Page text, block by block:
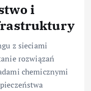
i
z sieciami
rozwiązań
chemicznymi